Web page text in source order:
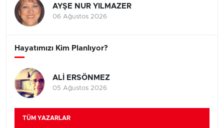
AYŞE NUR YILMAZER
06 Ağustos 2026
Hayatımızı Kim Planlıyor?
ALİ ERSÖNMEZ
05 Ağustos 2026
TÜM YAZARLAR